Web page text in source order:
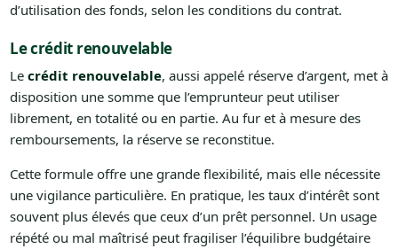
d’utilisation des fonds, selon les conditions du contrat.
Le crédit renouvelable
Le crédit renouvelable, aussi appelé réserve d’argent, met à
disposition une somme que l’emprunteur peut utiliser
librement, en totalité ou en partie. Au fur et à mesure des
remboursements, la réserve se reconstitue.
Cette formule offre une grande flexibilité, mais elle nécessite
une vigilance particulière. En pratique, les taux d’intérêt sont
souvent plus élevés que ceux d’un prêt personnel. Un usage
répété ou mal maîtrisé peut fragiliser l’équilibre budgétaire